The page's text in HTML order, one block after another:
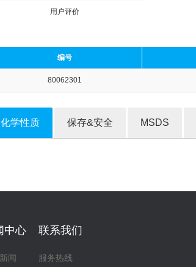
用户评价
编号
80062301
化学性质 保存&安全 MSDS
中心
闻
联系我们
服务热线